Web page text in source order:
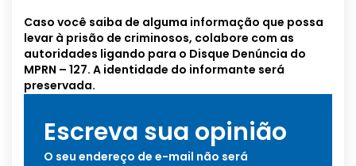
Caso você saiba de alguma informação que possa
levar à prisão de criminosos, colabore com as
autoridades ligando para o Disque Denúncia do
MPRN – 127. A identidade do informante será
preservada.
Escreva sua opinião
O seu endereço de e-mail não será